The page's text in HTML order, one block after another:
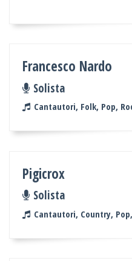
Francesco Nardo
Solista
Cantautori, Folk, Pop,
Pigicrox
Solista
Cantautori, Country,